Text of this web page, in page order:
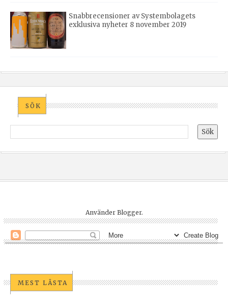
Snabbrecensioner av Systembolagets
exklusiva nyheter 8 november 2019
SÖK
Använder Blogger.
MEST LÄSTA